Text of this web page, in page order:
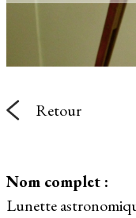
Retour
Nom complet :
Lunette